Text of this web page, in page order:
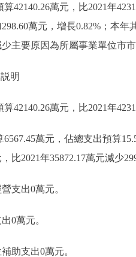
萬元，比2021年
萬元，增長0.82%；本
少主要原因為所屬事業單位市
明
萬元，比2021年
萬元，佔總支出預算
比2021年35872.17萬元減少
出0萬元。
0萬元。
支出0萬元。